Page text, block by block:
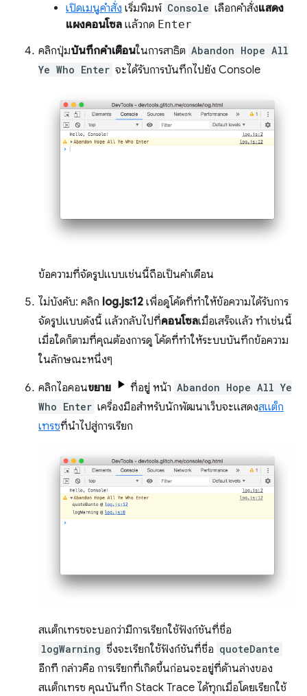
เปิดเมนูคำสั่ง เริ่มพิมพ์ Console เลือกคำสั่งแสดง
แผงคอนโซล แล้วกด Enter
คลิกปุ่มบันทึกคำเตือนในการสาธิต Abandon Hope All
Ye Who Enter จะได้รับการบันทึกไปยัง Console
ข้อความที่จัดรูปแบบเช่นนี้ถือเป็นคำเตือน
ไม่บังคับ: คลิก log.js:12 เพื่อดูโค้ดที่ทำให้ข้อความได้รับการ
จัดรูปแบบดังนี้ แล้วกลับไปที่คอนโซลเมื่อเสร็จแล้ว ทำเช่นนี้
เมื่อใดก็ตามที่คุณต้องการดู โค้ดที่ทำให้ระบบบันทึกข้อความ
ในลักษณะหนึ่งๆ
คลิกไอคอนขยาย ที่อยู่ หน้า Abandon Hope All Ye
Who Enter เครื่องมือสำหรับนักพัฒนาเว็บจะแสดงสแต็ก
เทรซที่นำไปสู่การเรียก
สแต็กเทรซจะบอกว่ามีการเรียกใช้ฟังก์ชันที่ชื่อ
logWarning ซึ่งจะเรียกใช้ฟังก์ชันที่ชื่อ quoteDante
อีกที กล่าวคือ การเรียกที่เกิดขึ้นก่อนจะอยู่ที่ด้านล่างของ
สแต็กเทรซ คุณบันทึก Stack Trace ได้ทุกเมื่อโดยเรียกใช้